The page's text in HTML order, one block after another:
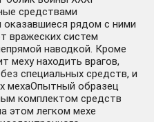
средствами
рядом с ними
вражеских систем
наводкой. Кроме
меху находить врагов,
специальных средств, и
мехаОпытный образец
комплектом средств
этом легком мехе